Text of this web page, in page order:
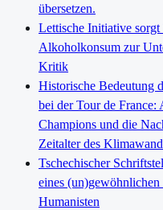
übersetzen.
Lettische Initiative
Alkoholkonsum zur
Kritik
Historische Bedeutung
bei der Tour de France:
Champions und die
Zeitalter des
Tschechischer
eines
Humanisten